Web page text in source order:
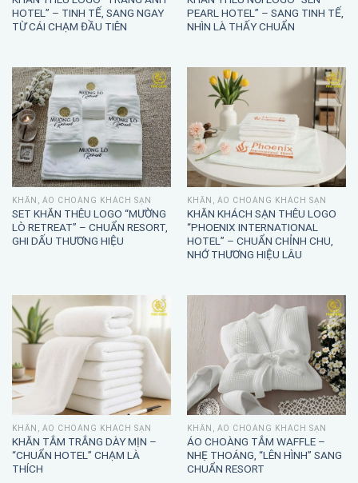
KHĂN, ÁO CHOÀNG KHÁCH SẠN
KHĂN THÊU LOGO “TRANG ANH
HOTEL” – TINH TẾ, SANG NGAY
KHĂN, ÁO CHOÀNG KHÁCH SẠN
KHĂN THÊU NỔI LOGO “SEN
PEARL HOTEL” – SANG TINH TẾ,
KHĂN, ÁO CHOÀNG KHÁCH SẠN
SET KHĂN THÊU LOGO “MƯỜNG
LÒ RETREAT” – CHUẨN RESORT,
KHĂN, ÁO CHOÀNG KHÁCH SẠN
KHĂN KHÁCH SẠN THÊU LOGO
“PHOENIX INTERNATIONAL
HOTEL” – CHUẨN CHỈNH CHU,
KHĂN, ÁO CHOÀNG KHÁCH SẠN
KHĂN TẮM TRẮNG DÀY MỊN –
“CHUẨN HOTEL” CHẠM LÀ
KHĂN, ÁO CHOÀNG KHÁCH SẠN
ÁO CHOÀNG TẮM WAFFLE –
NHẸ THOÁNG, “LÊN HÌNH” SANG